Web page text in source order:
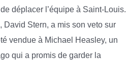
déplacer l’équipe à Saint-Louis.
David Stern, a mis son veto sur
vendue à Michael Heasley, un
qui a promis de garder la